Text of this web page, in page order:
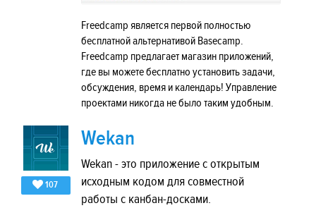
Freedcamp является первой полностью
бесплатной альтернативой Basecamp.
Freedcamp предлагает магазин приложений,
где вы можете бесплатно установить задачи,
обсуждения, время и календарь! Управление
проектами никогда не было таким удобным.
107
Wekan
Wekan - это приложение с открытым
исходным кодом для совместной
работы с канбан-досками.